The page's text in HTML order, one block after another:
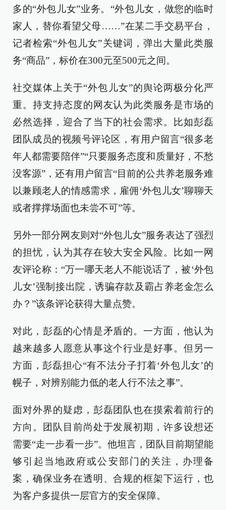
多的“外包儿女”业务。“外包儿女，做您的临时
家人，替你看望父母……”在某二手交易平台，
记者检索“外包儿女”关键词，弹出大量此类服
务“商品”，标价在300元至500元之间。
社交媒体上关于“外包儿女”的舆论两极分化严
重。持支持态度的网友认为此类服务是市场的
必然选择，迎合了当下的社会需求。比如彭磊
团队成员的视频号评论区，有用户留言“很多老
年人都需要陪伴”“只要服务态度和质量好，不愁
没客源”，还有用户留言“目前的公共养老服务难
以兼顾老人的情感需求，雇佣‘外包儿女’聊聊天
或者撑撑场面也未尝不可”等。
另外一部分网友则对“外包儿女”服务表达了强烈
的担忧，认为其存在较大安全风险。比如一网
友评论称：“万一哪天老人不能说话了，被‘外包
儿女’强制接出院，诱骗存款及霸占养老金怎么
办？”该条评论获得大量点赞。
对此，彭磊的心情是矛盾的。一方面，他认为
越来越多人愿意从事这个行业是好事。但另一
方面，彭磊担心“有不法分子打着‘外包儿女’的
幌子，对辨别能力低的老人行不法之事”。
面对外界的疑虑，彭磊团队也在摸索着前行的
方向。团队目前尚处于发展初期，许多设想还
需要“走一步看一步”。他坦言，团队目前期望能
够引起当地政府或公安部门的关注，办理备
案，确保业务在透明、合规的框架下运行，也
为客户多提供一层官方的安全保障。